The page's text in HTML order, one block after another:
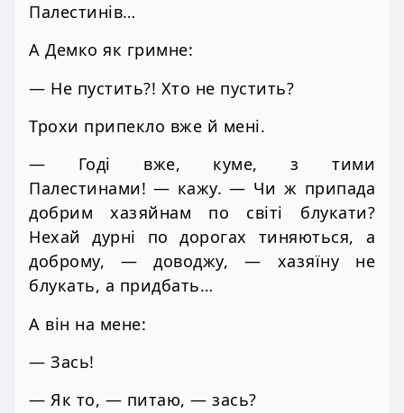
Палестинів…
А Демко як гримне:
— Не пустить?! Хто не пустить?
Трохи припекло вже й мені.
— Годі вже, куме, з тими
Палестинами! — кажу. — Чи ж припада
добрим хазяйнам по світі блукати?
Нехай дурні по дорогах тиняються, а
доброму, — доводжу, — хазяїну не
блукать, а придбать…
А він на мене:
— Зась!
— Як то, — питаю, — зась?